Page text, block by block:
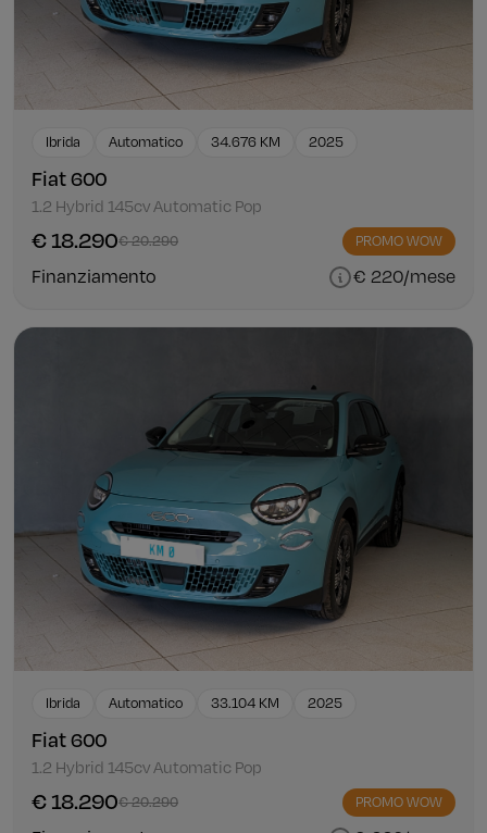
Ibrida Automatico 34.676 KM 2025
Fiat 600
1.2 Hybrid 145cv Automatic Pop
€ 18.290€ 20.290 PROMO WOW
Finanziamento € 220/mese
Ibrida Automatico 33.104 KM 2025
Fiat 600
1.2 Hybrid 145cv Automatic Pop
€ 18.290€ 20.290 PROMO WOW